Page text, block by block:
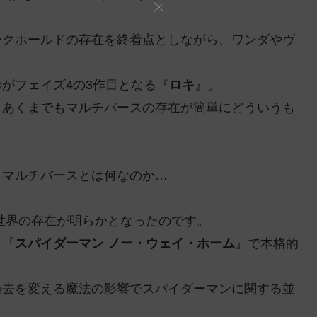
ホールドの存在を終着点としながら、ワンダやヴ
フェイズ4の3作目となる『 ロキ 』。
くまでもマルチバースの存在が簡単にどういうも
ルチバースとは何なのか…
の存在が明らかとなったのです。
スパイダーマン ノー・ウェイ・ホーム 』で本格的
を変える魔法の影響でスパイダーマンに関する並